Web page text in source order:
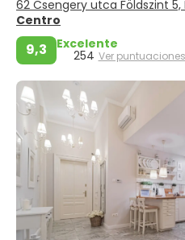
62 Csengery utca Földszint 5,
Centro
9,3 Excelente
254 Ver puntuaciones